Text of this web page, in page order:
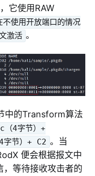
它使用RAW
不使用开放端口的情况
激活 。
中的Transform算法
（4字节）+
节）+ C2 。当
便会根据报文中
等待接收攻击者的